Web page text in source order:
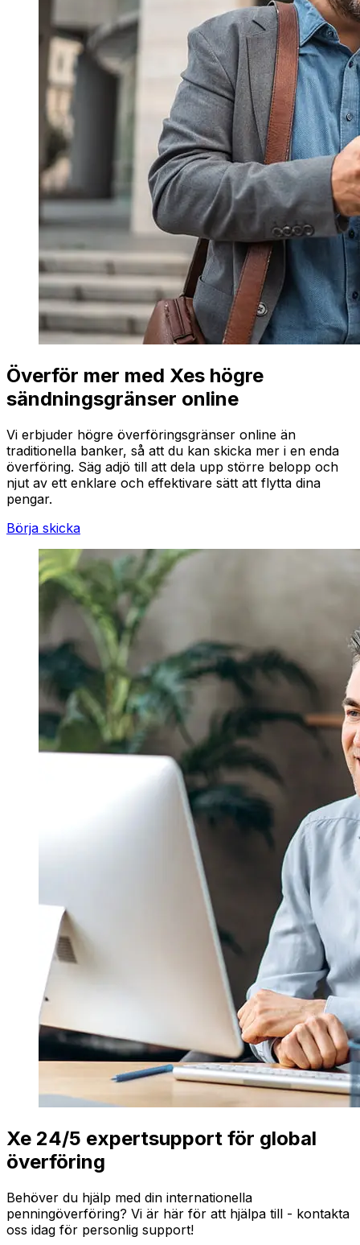
Överför mer med Xes högre
sändningsgränser online
Vi erbjuder högre överföringsgränser online än
traditionella banker, så att du kan skicka mer i en enda
överföring. Säg adjö till att dela upp större belopp och
njut av ett enklare och effektivare sätt att flytta dina
pengar.
Börja skicka
Xe 24/5 expertsupport för global
överföring
Behöver du hjälp med din internationella
penningöverföring? Vi är här för att hjälpa till - kontakta
oss idag för personlig support!